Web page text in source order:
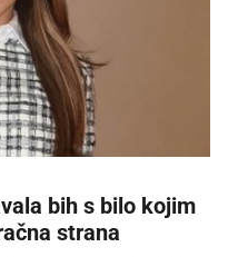
bih s bilo kojim
strana